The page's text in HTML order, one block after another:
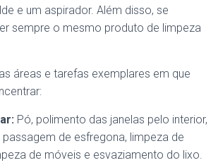
e um aspirador. Além disso, se
sempre o mesmo produto de limpeza
áreas e tarefas exemplares em que
Pó, polimento das janelas pelo interior,
de esfregona, limpeza de
de móveis e esvaziamento do lixo.